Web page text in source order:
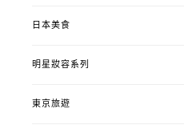
日本美食
明星妝容系列
東京旅遊